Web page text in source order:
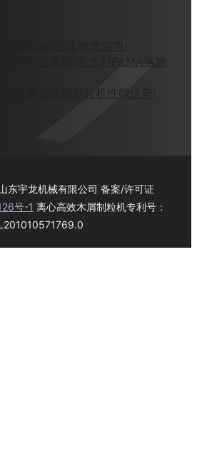
!全厂“巨无霸”意大利PAMA落地
八代离心高效制粒机性能优势!
东宇龙机械有限公司 备案/许可证
号-1 离心高效木屑制粒机专利号：